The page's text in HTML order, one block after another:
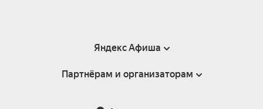
Яндекс Афиша
Справка
Партнёрам и организаторам